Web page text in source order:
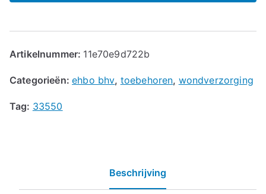
Artikelnummer: 11e70e9d722b
Categorieën:ehbo bhv, toebehoren, wondverzorging
Tag: 33550
Beschrijving